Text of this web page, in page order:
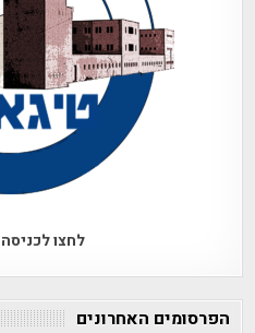
לחצו
הפרסומים האחרונים